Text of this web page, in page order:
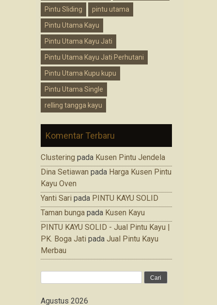
Pintu Sliding pintu utama
Pintu Utama Kayu
Pintu Utama Kayu Jati
Pintu Utama Kayu Jati Perhutani
Pintu Utama Kupu kupu
Pintu Utama Single
relling tangga kayu
Komentar Terbaru
Clustering pada Kusen Pintu Jendela
Dina Setiawan pada Harga Kusen Pintu
Kayu Oven
Yanti Sari pada PINTU KAYU SOLID
Taman bunga pada Kusen Kayu
PINTU KAYU SOLID - Jual Pintu Kayu |
PK. Boga Jati pada Jual Pintu Kayu
Merbau
Agustus 2026